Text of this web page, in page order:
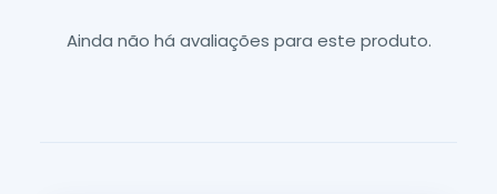
Ainda não há avaliações para este produto.